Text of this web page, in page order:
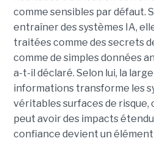
comme sensibles par défaut.
entraîner des systèmes IA,
traitées comme des secrets
comme de simples données
a-t-il déclaré. Selon lui, la
informations transforme les
véritables surfaces de risque,
peut avoir des impacts
confiance devient un